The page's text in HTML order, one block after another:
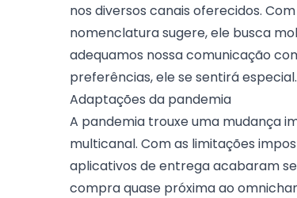
nos diversos canais oferecidos.
nomenclatura sugere, ele busca
adequamos nossa comunicação
preferências, ele se sentirá especial.
Adaptações da pandemia
A pandemia trouxe uma mudança
multicanal. Com as limitações
aplicativos de entrega acabaram
compra quase próxima ao